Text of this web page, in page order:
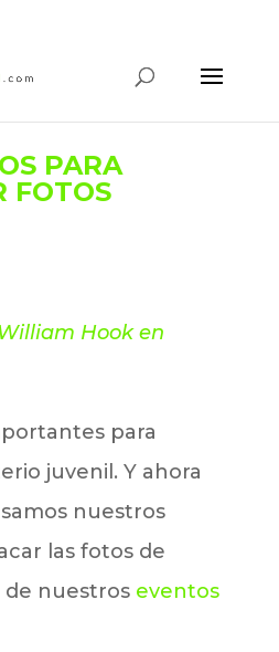
PARA
FOTOS
William Hook en
para
juvenil. Y ahora
nuestros
las fotos de
de nuestros eventos